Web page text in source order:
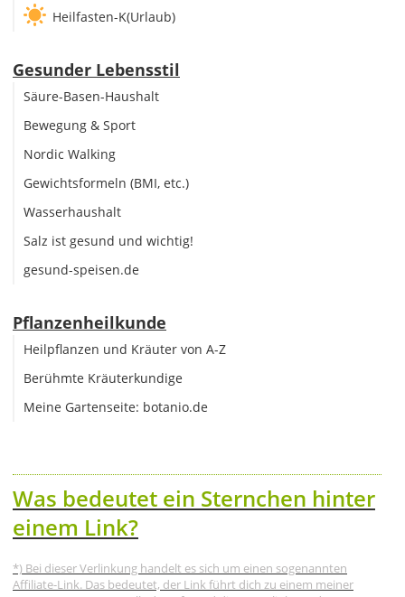
Heilfasten-K(Urlaub)
Gesunder Lebensstil
Säure-Basen-Haushalt
Bewegung & Sport
Nordic Walking
Gewichtsformeln (BMI, etc.)
Wasserhaushalt
Salz ist gesund und wichtig!
gesund-speisen.de
Pflanzenheilkunde
Heilpflanzen und Kräuter von A-Z
Berühmte Kräuterkundige
Meine Gartenseite: botanio.de
Was bedeutet ein Sternchen hinter
einem Link?
*) Bei dieser Verlinkung handelt es sich um einen sogenannten
Affiliate-Link. Das bedeutet, der Link führt dich zu einem meiner